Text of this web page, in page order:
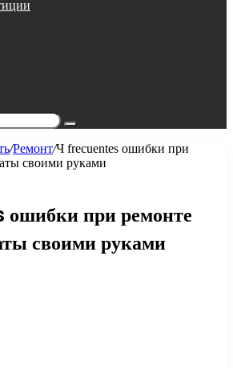
Поиск...
/Ремонт/Ч frecuentes ошибки при
своими руками
при ремонте
своими руками